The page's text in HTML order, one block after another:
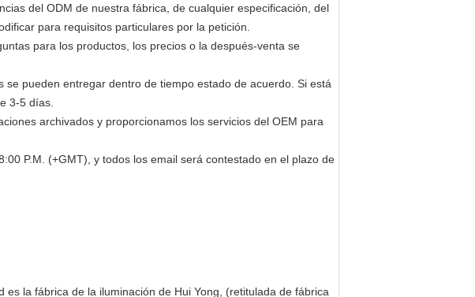
del ODM de nuestra fábrica, de cualquier especificación, del
para requisitos particulares por la petición.
para los productos, los precios o la después-venta se
pueden entregar dentro de tiempo estado de acuerdo. Si está
3-5 días.
archivados y proporcionamos los servicios del OEM para
P.M. (+GMT), y todos los email será contestado en el plazo de
la fábrica de la iluminación de Hui Yong, (retitulada de fábrica